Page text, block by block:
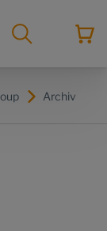
Archiv